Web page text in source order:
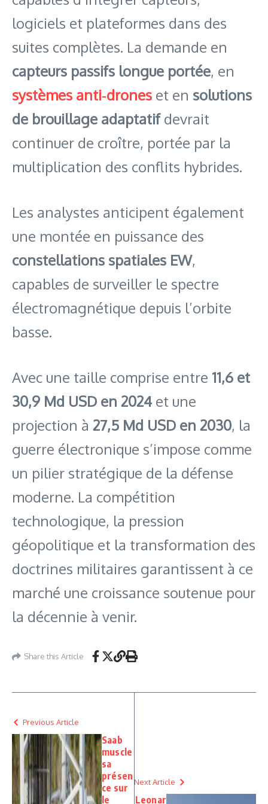
logiciels et plateformes dans des
suites complètes. La demande en
capteurs passifs longue portée, en
systèmes anti‑drones et en solutions
de brouillage adaptatifdevrait
continuer de croître, portée par la
multiplication des conflits hybrides.
Les analystes anticipent également
une montée en puissance des
constellations spatiales EW,
capables de surveiller le spectre
électromagnétique depuis l’orbite
basse.
Avec une taille comprise entre 11,6 et
30,9 Md USD en 2024et une
projection à 27,5 Md USD en 2030, la
guerre électronique s’impose comme
un pilier stratégique de la défense
moderne. La compétition
technologique, la pression
géopolitique et la transformation des
doctrines militaires garantissent à ce
marché une croissance soutenue pour
la décennie à venir.
Share this Article
Previous Article
Saab
muscle
sa
présen
ce sur
le
Next Article
Leonar